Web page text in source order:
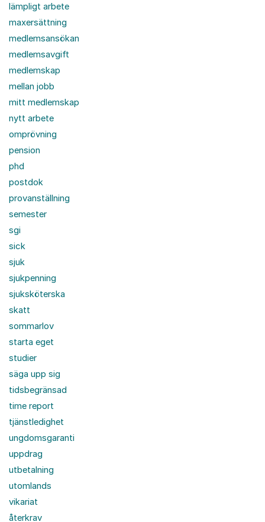
lämpligt arbete
maxersättning
medlemsansökan
medlemsavgift
medlemskap
mellan jobb
mitt medlemskap
nytt arbete
omprövning
pension
phd
postdok
provanställning
semester
sgi
sick
sjuk
sjukpenning
sjuksköterska
skatt
sommarlov
starta eget
studier
säga upp sig
tidsbegränsad
time report
tjänstledighet
ungdomsgaranti
uppdrag
utbetalning
utomlands
vikariat
återkrav